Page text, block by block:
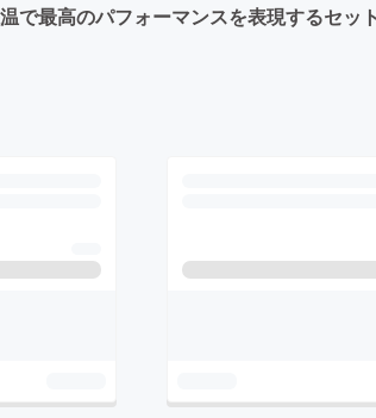
で最高のパフォーマンスを表現するセッ